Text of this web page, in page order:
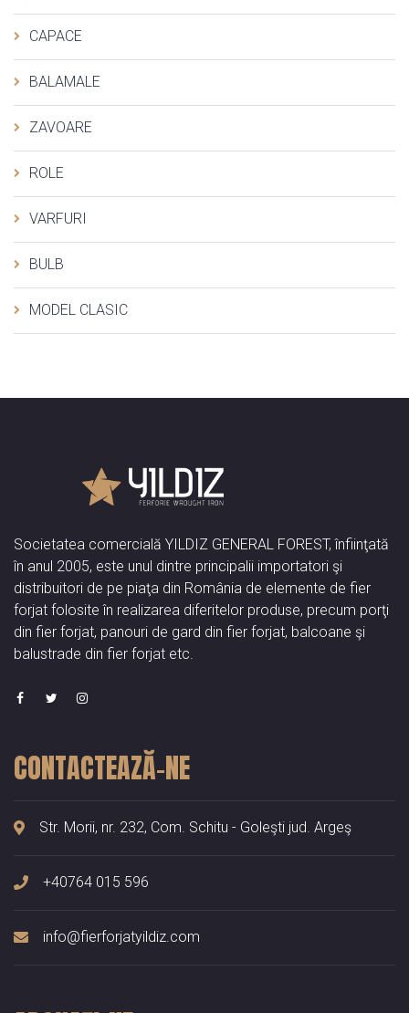
CAPACE
BALAMALE
ZAVOARE
ROLE
VARFURI
BULB
MODEL CLASIC
Societatea comercială YILDIZ GENERAL FOREST, înfiinţată
în anul 2005, este unul dintre principalii importatori şi
distribuitori de pe piaţa din România de elemente de fier
forjat folosite în realizarea diferitelor produse, precum porţi
din fier forjat, panouri de gard din fier forjat, balcoane şi
balustrade din fier forjat etc.
CONTACTEAZĂ-NE
Str. Morii, nr. 232, Com. Schitu - Goleşti jud. Argeş
+40764 015 596
info@fierforjatyildiz.com